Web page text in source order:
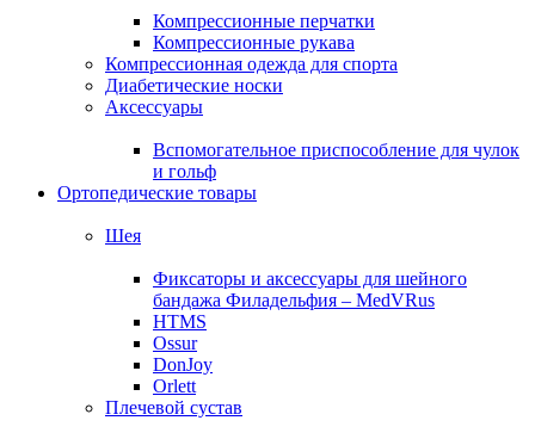
Компрессионные перчатки
Компрессионные рукава
Компрессионная одежда для спорта
Диабетические носки
Аксессуары
Вспомогательное приспособление для чулок
и гольф
Ортопедические товары
Шея
Фиксаторы и аксессуары для шейного
бандажа Филадельфия – MedVRus
HTMS
Ossur
DonJoy
Orlett
Плечевой сустав